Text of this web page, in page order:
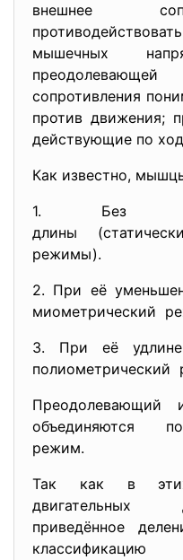
внешнее
мышечных
сопротивления
против движения;
действующие по
Как известно,
1. Без
длины
режимы).
2. При её
миометрический
3. При её
полиометрический
объединяются
режим.
Так как в этих
двигательных
приведённое